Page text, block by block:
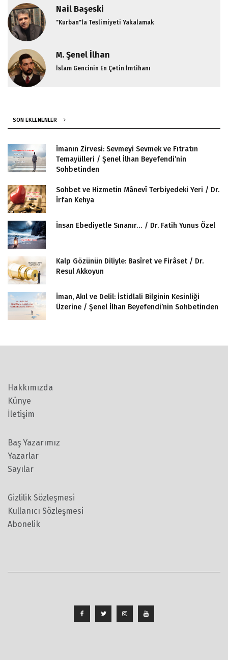
Nail Başeski
"Kurban"la Teslimiyeti Yakalamak
M. Şenel İlhan
İslam Gencinin En Çetin İmtihanı
SON EKLENENLER
İmanın Zirvesi: Sevmeyi Sevmek ve Fıtratın
Temayülleri / Şenel İlhan Beyefendi’nin
Sohbetinden
Sohbet ve Hizmetin Mânevî Terbiyedeki Yeri / Dr.
İrfan Kehya
İnsan Ebediyetle Sınanır… / Dr. Fatih Yunus Özel
Kalp Gözünün Diliyle: Basîret ve Firâset / Dr.
Resul Akkoyun
İman, Akıl ve Delil: İstidlali Bilginin Kesinliği
Üzerine / Şenel İlhan Beyefendi’nin Sohbetinden
Hakkımızda
Künye
İletişim
Baş Yazarımız
Yazarlar
Sayılar
Gizlilik Sözleşmesi
Kullanıcı Sözleşmesi
Abonelik